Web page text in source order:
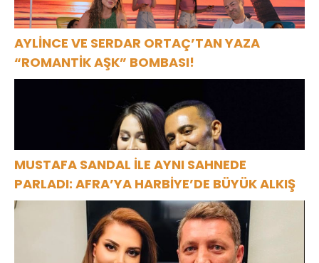
AYLİNCE VE SERDAR ORTAÇ’TAN YAZA
“ROMANTİK AŞK” BOMBASI!
MUSTAFA SANDAL İLE AYNI SAHNEDE
PARLADI: AFRA’YA HARBİYE’DE BÜYÜK ALKIŞ